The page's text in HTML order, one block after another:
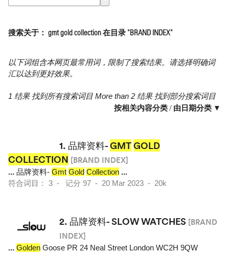
搜索关于： gmt gold collection 在目录 "BRAND INDEX"
以下词组含本网页最常用词，限制了搜索结果。请选择明确词
汇以达到更好效果。
1 结果 找到所有搜索词目 More than 2 结果 找到部分搜索词目
按相关内容分类/ 由日期分类 ▼
1. 品牌资料-GMTGOLD
COLLECTION [BRAND INDEX]
... 品牌资料- Gmt Gold Collection ...
符合词目： 3 - 记分 97 - 20 Mar 2023 - 20k
2. 品牌资料- SLOW WATCHES [BRAND
INDEX]
... Golden Goose PR 24 Neal Street London WC2H 9QW